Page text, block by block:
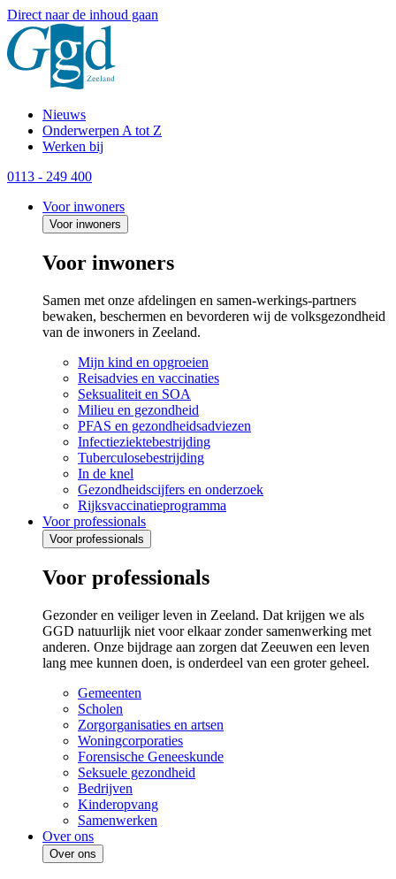
Direct naar de inhoud gaan
Nieuws
Onderwerpen A tot Z
Werken bij
0113 - 249 400
Voor inwoners
Voor inwoners
Voor inwoners
Samen met onze afdelingen en samen-werkings-partners
bewaken, beschermen en bevorderen wij de volksgezondheid
van de inwoners in Zeeland.
Mijn kind en opgroeien
Reisadvies en vaccinaties
Seksualiteit en SOA
Milieu en gezondheid
PFAS en gezondheidsadviezen
Infectieziektebestrijding
Tuberculosebestrijding
In de knel
Gezondheidscijfers en onderzoek
Rijksvaccinatieprogramma
Voor professionals
Voor professionals
Voor professionals
Gezonder en veiliger leven in Zeeland. Dat krijgen we als
GGD natuurlijk niet voor elkaar zonder samenwerking met
anderen. Onze bijdrage aan zorgen dat Zeeuwen een leven
lang mee kunnen doen, is onderdeel van een groter geheel.
Gemeenten
Scholen
Zorgorganisaties en artsen
Woningcorporaties
Forensische Geneeskunde
Seksuele gezondheid
Bedrijven
Kinderopvang
Samenwerken
Over ons
Over ons